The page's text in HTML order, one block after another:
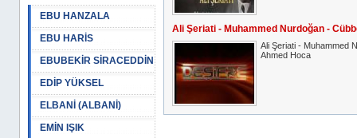
EBU HANZALA
EBU HARİS
EBUBEKİR SİRACEDDİN
EDİP YÜKSEL
ELBANİ (ALBANİ)
EMİN IŞIK
Ali Şeriati - Muhammed Nurdoğan -
Ali Şeriati - Muhammed
Ahmed Hoca